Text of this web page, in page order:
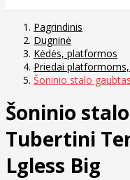
Pagrindinis
Dugninė
Kėdės, platformos
Priedai
Šoninio stalo
Šoninio
Tubertini
Lgless Big